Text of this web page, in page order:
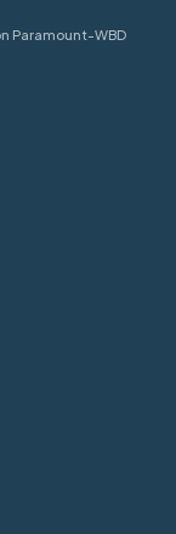
Paramount-WBD